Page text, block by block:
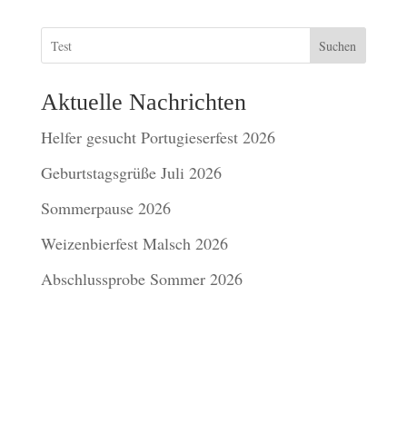
Suchen
Aktuelle Nachrichten
Helfer gesucht Portugieserfest 2026
Geburtstagsgrüße Juli 2026
Sommerpause 2026
Weizenbierfest Malsch 2026
Abschlussprobe Sommer 2026